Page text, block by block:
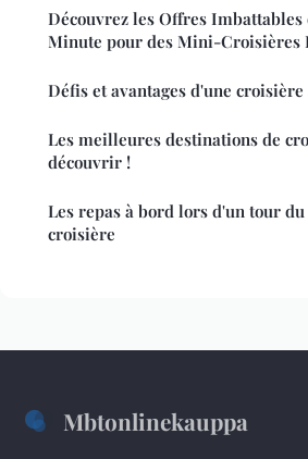
Découvrez les Offres
Minute pour des Mini-Croisières
Défis et avantages d'une croisière
Les meilleures destinations de
découvrir !
Les repas à bord lors d'un tour du
croisière
Mbtonlinekauppa